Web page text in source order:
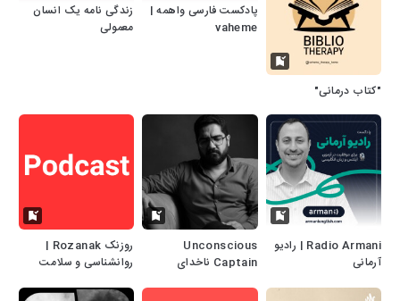
"کتاب درمانی"
پادکست فارسی واهمه |
vaheme
زندگی نامه یک انسان
معمولی
Radio Armani | رادیو
آرمانی
Unconscious
Captain ناخدای
روزنک Rozanak |
روانشناسی و سلامت